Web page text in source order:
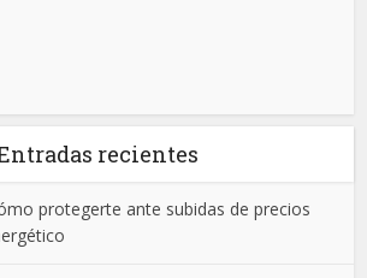
recientes
protegerte ante subidas de precios